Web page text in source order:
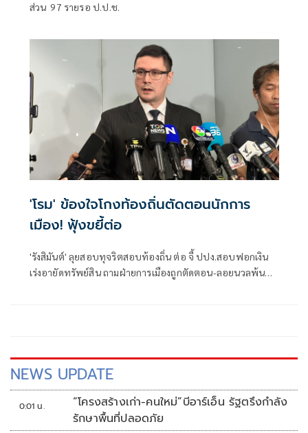
ส่วน 97 รายรอ ป.ป.ช.
'โรม' ข้องใจโกงท้องถิ่นตัดตอนนักการ
เมือง! ฟุ้งขยี้ต่อ
'รังสิมันต์' ลุยสอบทุจริตสอบท้องถิ่น ต่อ จี้ ปปง.สอบฟอกเงิน
เร่งอายัดทรัพย์สิน ถามฝ่ายการเมืองถูกตัดตอน-ลอยนวลพ้นผิด
NEWS UPDATE
0:01 น.
“โครงสร้างเก่า-คนใหม่”บีอาร์เอ็น รัฐตรึงกำลัง
รักษาพื้นที่ปลอดภัย